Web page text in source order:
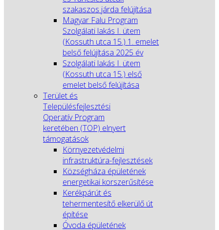
szakaszos járda felújítása
Magyar Falu Program
Szolgálati lakás I. ütem
(Kossuth utca 15.) 1. emelet
belső felújítása 2025 év
Szolgálati lakás I. ütem
(Kossuth utca 15.) első
emelet belső felújítása
Terület és
Településfejlesztési
Operatív Program
keretében (TOP) elnyert
támogatások
Környezetvédelmi
infrastruktúra-fejlesztések
Községháza épületének
energetikai korszerűsítése
Kerékpárút és
tehermentesítő elkerülő út
építése
Óvoda épületének